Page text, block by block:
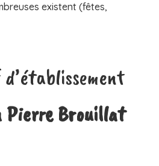
existent (fêtes,
d’établissement
Pierre Brouillat